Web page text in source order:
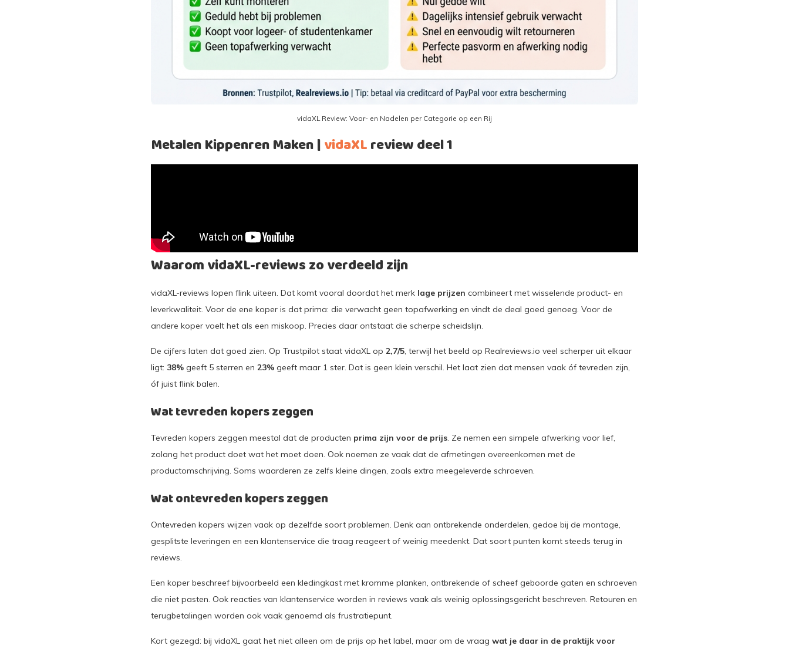
vidaXL Review: Voor- en Nadelen per Categorie op een Rij
Metalen Kippenren Maken |vidaXLreview deel 1
Waarom vidaXL-reviews zo verdeeld zijn
vidaXL-reviews lopen flink uiteen. Dat komt vooral doordat het merk lage prijzen combineert met wisselende product- en
leverkwaliteit. Voor de ene koper is dat prima: die verwacht geen topafwerking en vindt de deal goed genoeg. Voor de
andere koper voelt het als een miskoop. Precies daar ontstaat die scherpe scheidslijn.
De cijfers laten dat goed zien. Op Trustpilot staat vidaXL op2,7/5, terwijl het beeld op Realreviews.io veel scherper uit elkaar
ligt: 38% geeft 5 sterren en23% geeft maar 1 ster. Dat is geen klein verschil. Het laat zien dat mensen vaak óf tevreden zijn,
óf juist flink balen.
Wat tevreden kopers zeggen
Tevreden kopers zeggen meestal dat de producten prima zijn voor de prijs. Ze nemen een simpele afwerking voor lief,
zolang het product doet wat het moet doen. Ook noemen ze vaak dat de afmetingen overeenkomen met de
productomschrijving. Soms waarderen ze zelfs kleine dingen, zoals extra meegeleverde schroeven.
Wat ontevreden kopers zeggen
Ontevreden kopers wijzen vaak op dezelfde soort problemen. Denk aan ontbrekende onderdelen, gedoe bij de montage,
gesplitste leveringen en een klantenservice die traag reageert of weinig meedenkt. Dat soort punten komt steeds terug in
reviews.
Een koper beschreef bijvoorbeeld een kledingkast met kromme planken, ontbrekende of scheef geboorde gaten en schroeven
die niet pasten. Ook reacties van klantenservice worden in reviews vaak als weinig oplossingsgericht beschreven. Retouren en
terugbetalingen worden ook vaak genoemd als frustratiepunt.
Kort gezegd: bij vidaXL gaat het niet alleen om de prijs op het label, maar om de vraagwat je daar in de praktijk voor